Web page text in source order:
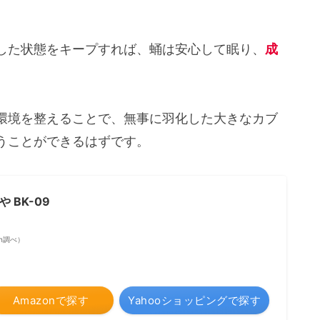
状態をキープすれば、蛹は安心して眠り、 成
を整えることで、無事に羽化した大きなカブ
とができるはずです。
BK-09
べ）
Amazonで探す Yahooショッピングで探す